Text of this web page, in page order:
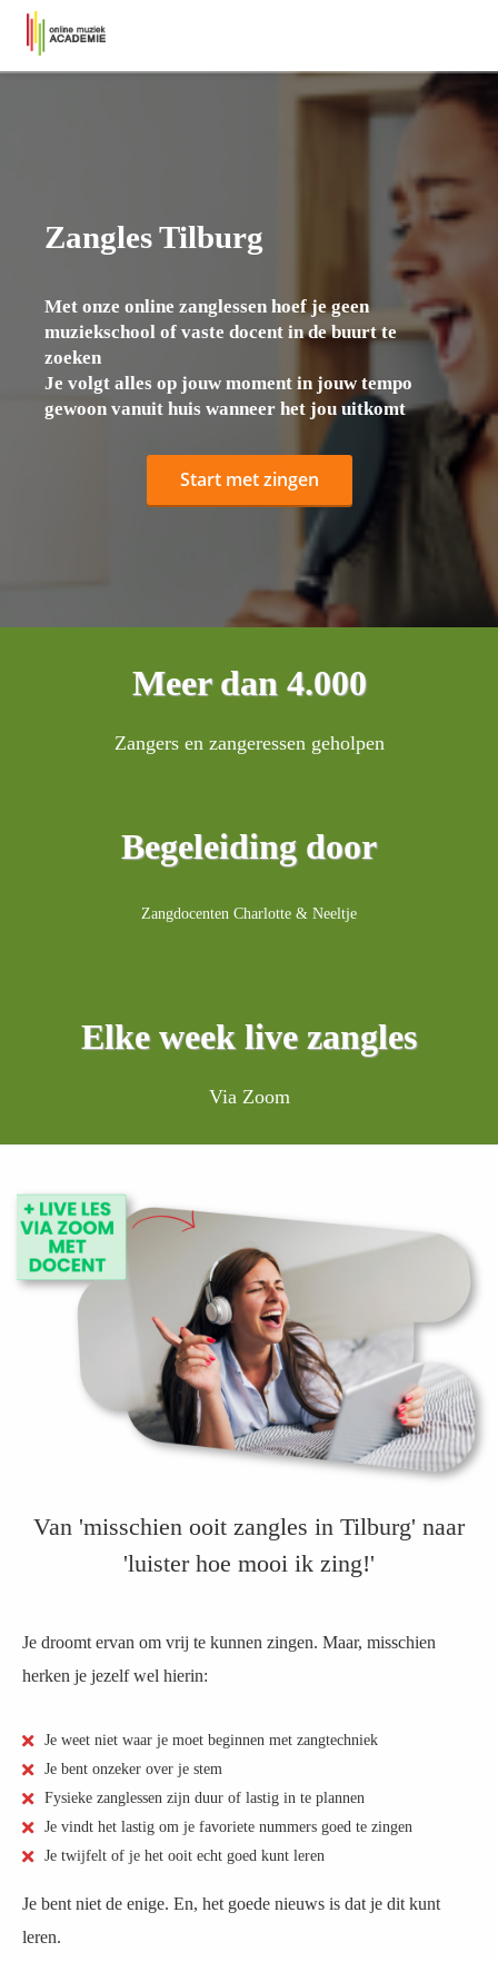
Zangles Tilburg
Met onze online zanglessen hoef je geen
muziekschool of vaste docent in de buurt te
zoeken
Je volgt alles op jouw moment in jouw tempo
gewoon vanuit huis wanneer het jou uitkomt
Start met zingen
Meer dan 4.000
Zangers en zangeressen geholpen
Begeleiding door
Zangdocenten Charlotte & Neeltje
Elke week live zangles
Via Zoom
Van 'misschien ooit zangles in Tilburg' naar
'luister hoe mooi ik zing!'
Je droomt ervan om vrij te kunnen zingen. Maar, misschien
herken je jezelf wel hierin:
Je weet niet waar je moet beginnen met zangtechniek
Je bent onzeker over je stem
Fysieke zanglessen zijn duur of lastig in te plannen
Je vindt het lastig om je favoriete nummers goed te zingen
Je twijfelt of je het ooit echt goed kunt leren
Je bent niet de enige. En, het goede nieuws is dat je dit kunt
leren.